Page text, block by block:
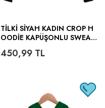
TILKI SIYAH KADIN CROP H
OODIE KAPÜŞONLU SWEAT
450,99 TL